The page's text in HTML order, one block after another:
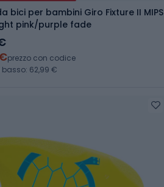
bici per bambini Giro Fixture II MIPS
pink/purple fade
prezzo con codice
basso: 62,99 €